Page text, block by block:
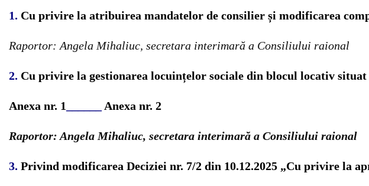
1. Cu privire la atribuirea mandatelor de consilier și modificarea
Raportor: Angela Mihaliuc, secretara interimară a Consiliului raional
2. Cu privire la gestionarea locuințelor sociale din blocul locativ situat
Anexa nr. 1 Anexa nr. 2
Raportor: Angela Mihaliuc, secretara interimară a Consiliului raional
3. Privind modificarea Deciziei nr. 7/2 din 10.12.2025 „Cu privire la